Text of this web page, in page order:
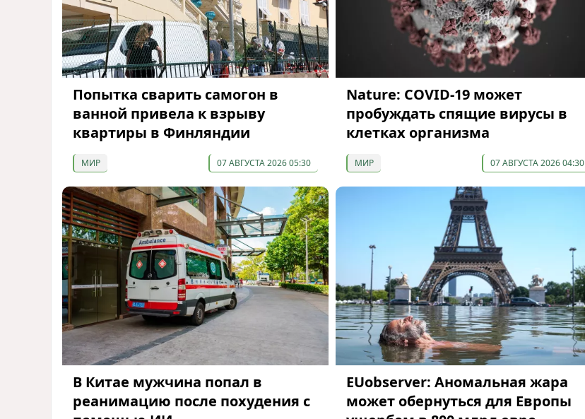
Попытка сварить самогон в
ванной привела к взрыву
квартиры в Финляндии
МИР 07 АВГУСТА 2026 05:30
Nature: COVID-19 может
пробуждать спящие вирусы в
клетках организма
МИР 07 АВГУСТА 2026 04:30
В Китае мужчина попал в
реанимацию после похудения с
EUobserver: Аномальная жара
может обернуться для Европы